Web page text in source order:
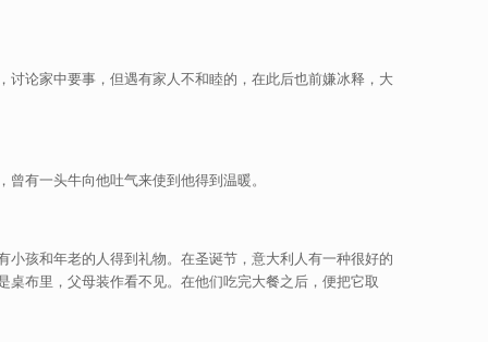
论家中要事，但遇有家人不和睦的，在此后也前嫌冰释，大
有一头牛向他吐气来使到他得到温暖。
孩和年老的人得到礼物。在圣诞节，意大利人有一种很好的
布里，父母装作看不见。在他们吃完大餐之后，便把它取